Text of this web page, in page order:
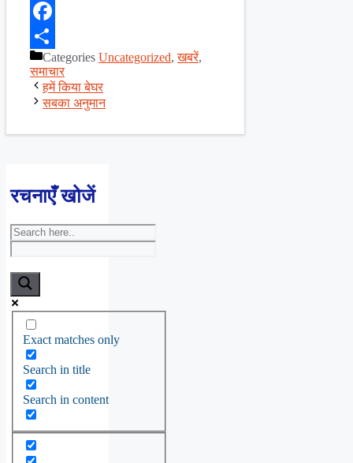
X
Facebook
ShareCategories Uncategorized,खबरें,
समाचार
हमें किया बेघर
सबका अनुमान
रचनाएँ खोजें
Exact matches only
Search in title
Search in content